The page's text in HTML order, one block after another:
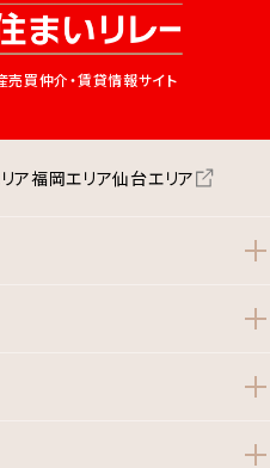
売買仲介・賃貸情報サイト
ア福岡エリア仙台エリア